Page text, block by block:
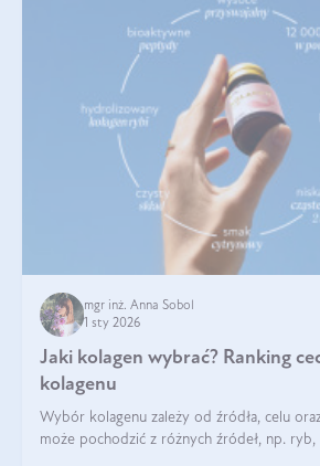
mgr inż. Anna Sobol
1 sty 2026
Jaki kolagen wybrać? Ranking
kolagenu
Wybór kolagenu zależy od źródła, celu
może pochodzić z różnych źródeł, np.